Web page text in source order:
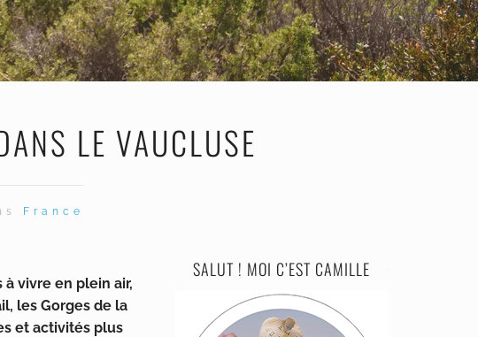
LE VAUCLUSE
France
vivre en plein air,
les Gorges de la
et activités plus
SALUT ! MOI C’EST CAMILLE